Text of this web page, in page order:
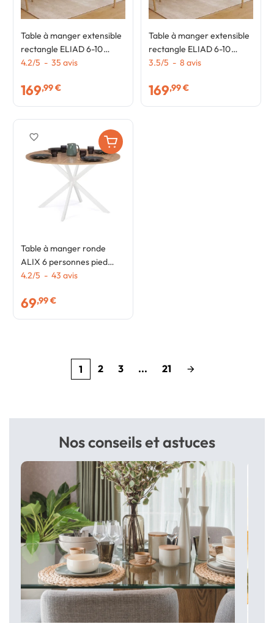
Table à manger extensible
rectangle ELIAD 6-10
personnes bois et blanc
4.2/5 - 35 avis
169,99 €
Table à manger extensible
rectangle ELIAD 6-10
personnes bois et noir 160-
3.5/5 - 8 avis
169,99 €
Table à manger ronde
ALIX 6 personnes pied
araignée bois et blanc 110
4.2/5 - 43 avis
69,99 €
favorite_border
1 2 3 ... 21 arrow_forward
Nos conseils et astuces